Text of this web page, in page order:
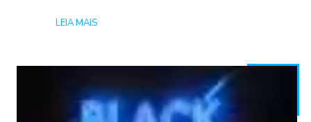
LEIA MAIS